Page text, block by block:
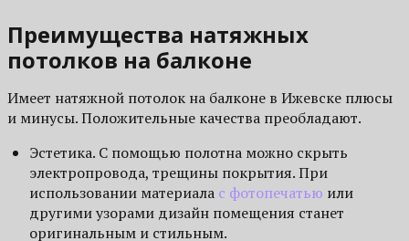
Преимущества натяжных
потолков на балконе
Имеет натяжной потолок на балконе в Ижевске плюсы
и минусы. Положительные качества преобладают.
Эстетика. С помощью полотна можно скрыть
электропровода, трещины покрытия. При
использовании материала с фотопечатью или
другими узорами дизайн помещения станет
оригинальным и стильным.